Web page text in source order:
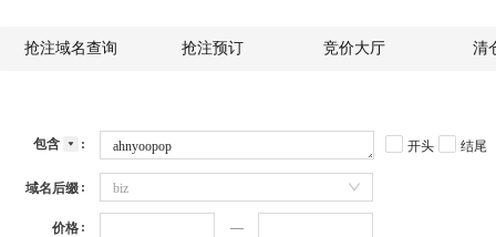
抢注域名查询 抢注预订 竞价大厅 清
包含 开头 结尾
域名后缀 biz
价格